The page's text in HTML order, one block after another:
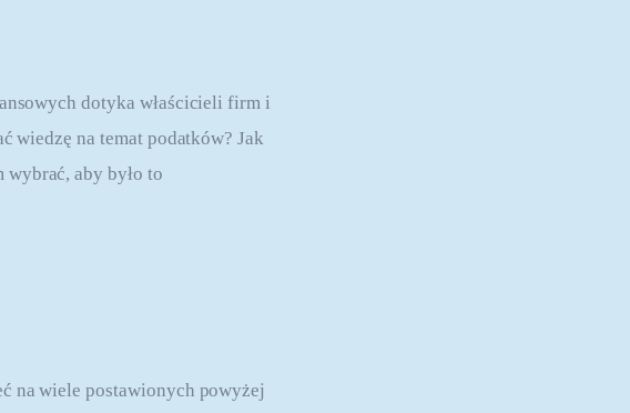
dotyka właścicieli firm i
wiedzę na temat podatków? Jak
aby było to
na wiele postawionych powyżej